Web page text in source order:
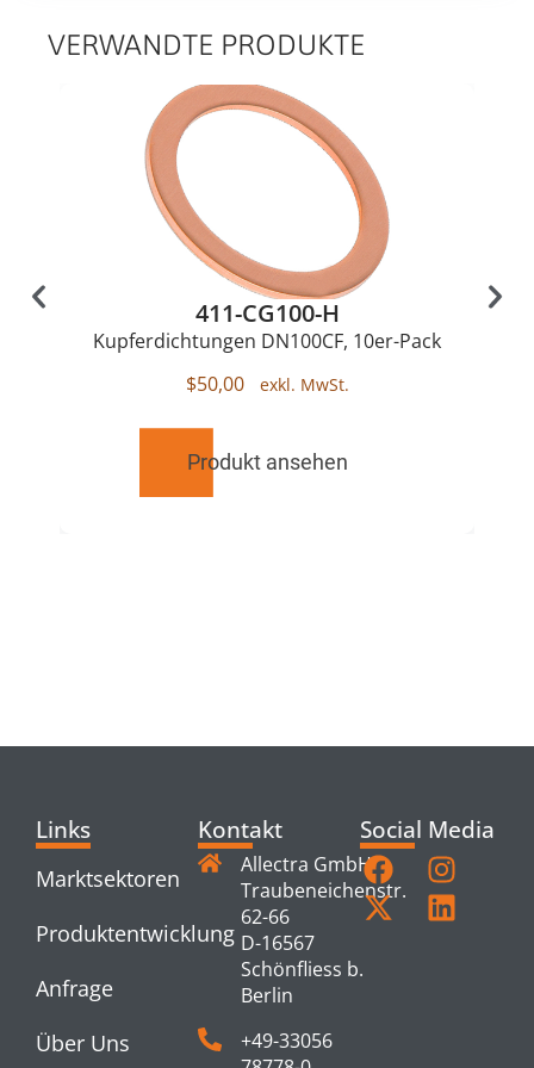
VERWANDTE PRODUKTE
411-CG100-H
Kupferdichtungen DN100CF, 10er-Pack
$50,00
Produkt ansehen
Links
Marktsektoren
Produktentwicklung
Anfrage
Über Uns
Kontakt
Allectra GmbH
Traubeneichenstr.
62-66
D-16567
Schönfliess b.
Berlin
+49-33056
Social Media